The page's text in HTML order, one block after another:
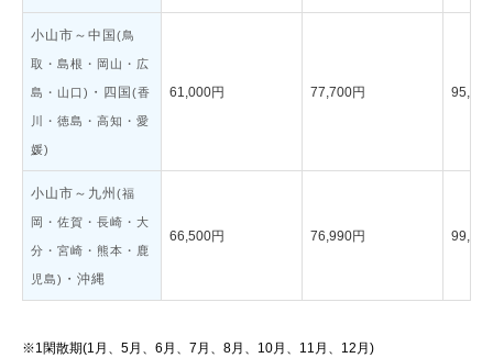
小山市～中国 (鳥
取・島根・岡山・広
島・山口) ・四国 (香
川・徳島・高知・愛
媛)
61,000円 77,700円
小山市～九州 (福
岡・佐賀・長崎・大
分・宮崎・熊本・鹿
児島) ・沖縄
66,500円 76,990円
※1閑散期(1月、5月、6月、7月、8月、10月、11月、12月)